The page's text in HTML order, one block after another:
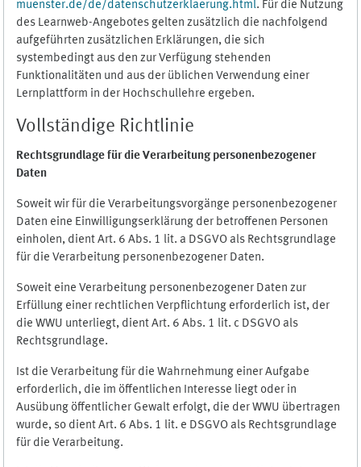
muenster.de/de/datenschutzerklaerung.html. Für die Nutzung
des Learnweb-Angebotes gelten zusätzlich die nachfolgend
aufgeführten zusätzlichen Erklärungen, die sich
systembedingt aus den zur Verfügung stehenden
Funktionalitäten und aus der üblichen Verwendung einer
Lernplattform in der Hochschullehre ergeben.
Vollständige Richtlinie
Rechtsgrundlage für die Verarbeitung personenbezogener
Daten
Soweit wir für die Verarbeitungsvorgänge personenbezogener
Daten eine Einwilligungserklärung der betroffenen Personen
einholen, dient Art. 6 Abs. 1 lit. a DSGVO als Rechtsgrundlage
für die Verarbeitung personenbezogener Daten.
Soweit eine Verarbeitung personenbezogener Daten zur
Erfüllung einer rechtlichen Verpflichtung erforderlich ist, der
die WWU unterliegt, dient Art. 6 Abs. 1 lit. c DSGVO als
Rechtsgrundlage.
Ist die Verarbeitung für die Wahrnehmung einer Aufgabe
erforderlich, die im öffentlichen Interesse liegt oder in
Ausübung öffentlicher Gewalt erfolgt, die der WWU übertragen
wurde, so dient Art. 6 Abs. 1 lit. e DSGVO als Rechtsgrundlage
für die Verarbeitung.